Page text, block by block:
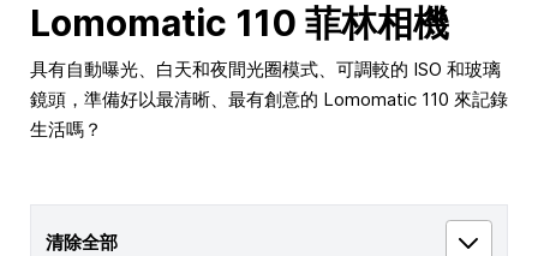
Lomomatic 110 菲林相機
具有自動曝光、白天和夜間光圈模式、可調較的 ISO 和玻璃
鏡頭，準備好以最清晰、最有創意的 Lomomatic 110 來記錄
生活嗎？
清除全部